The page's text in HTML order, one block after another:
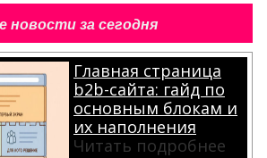
новости за сегодня
Главная страница
b2b-сайта: гайд по
основным блокам и
их наполнения
Читать подробнее